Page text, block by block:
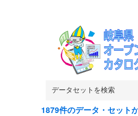
1879件のデータ・セット